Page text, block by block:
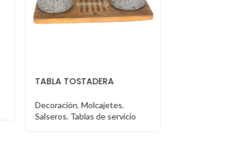
BOOTH VT
Booth